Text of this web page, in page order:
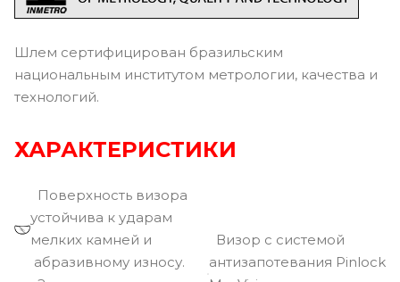
Шлем сертифицирован бразильским
национальным институтом метрологии, качества и
технологий.
ХАРАКТЕРИСТИКИ
Поверхность визора
устойчива к ударам
мелких камней и
абразивному износу.
Визор с системой
антизапотевания Pinlock